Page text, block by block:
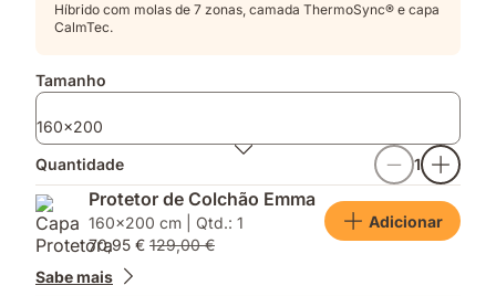
Híbrido com molas de 7 zonas, camada ThermoSync® e capa
CalmTec.
Tamanho
160x200
Quantidade
1
Protetor de Colchão Emma
160x200 cm | Qtd.: 1
70,95 € 129,00 €
Adicionar
Sabe mais